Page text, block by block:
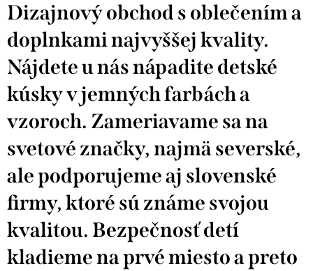
Dizajnový obchod s oblečením a
doplnkami najvyššej kvality.
Nájdete u nás nápadite detské
kúsky v jemných farbách a
vzoroch. Zameriavame sa na
svetové značky, najmä severské,
ale podporujeme aj slovenské
firmy, ktoré sú známe svojou
kvalitou. Bezpečnosť detí
kladieme na prvé miesto a preto